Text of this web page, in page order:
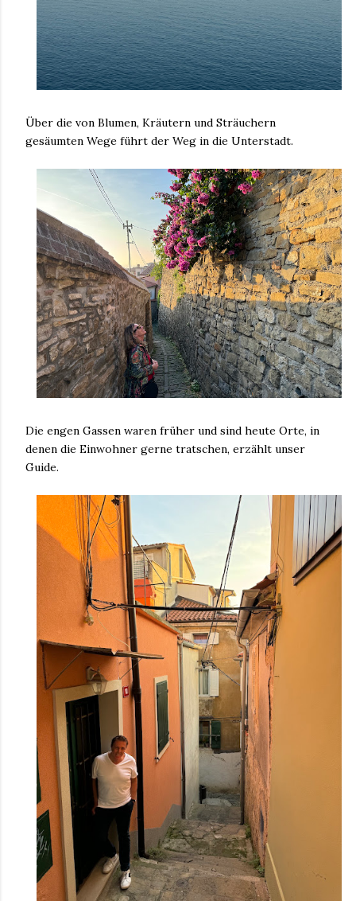
Über die von Blumen, Kräutern und Sträuchern
gesäumten Wege führt der Weg in die Unterstadt.
Die engen Gassen waren früher und sind heute Orte, in
denen die Einwohner gerne tratschen, erzählt unser
Guide.